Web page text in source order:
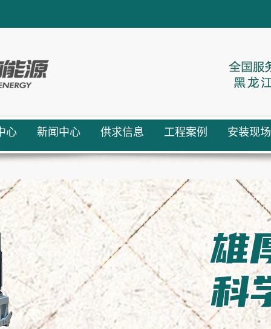
心
源
粒
炉
新闻中心
供求信息
行业新闻
技术支持
公司新闻
供求信息 工程案例
生物质设备
现场案例
生物质锅
炉、蒸汽发
生器案例
安装现场
安装现场